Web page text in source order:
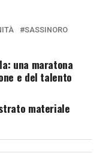
SASSINORO
una maratona
e del talento
materiale